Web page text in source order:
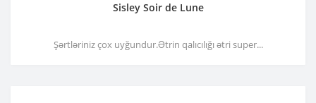
Sisley Soir de Lune
Şərtləriniz çox uyğundur.Ətrin qalıcılığı ətri super...